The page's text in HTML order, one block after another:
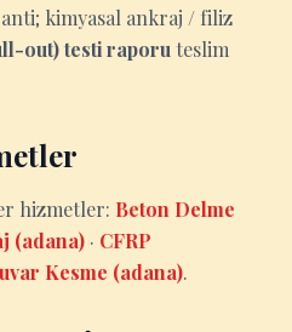
kimyasal ankraj / filiz
out) testi raporu teslim
hizmetler: Beton Delme
(adana) · CFRP
Kesme (adana).